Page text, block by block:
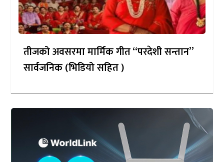
तीजको अवसरमा मार्मिक गीत “परदेशी सन्तान”
सार्वजनिक (भिडियो सहित )